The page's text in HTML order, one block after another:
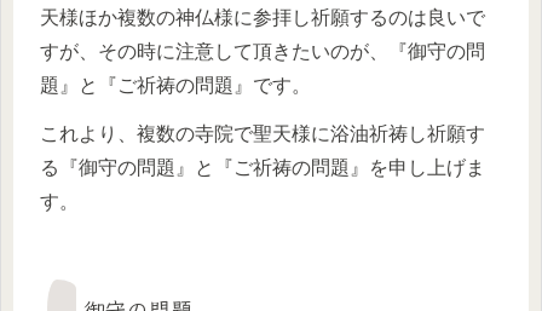
天様ほか複数の神仏様に参拝し祈願するのは良いで
すが、その時に注意して頂きたいのが、『御守の問
題』と『ご祈祷の問題』です。
これより、複数の寺院で聖天様に浴油祈祷し祈願す
る『御守の問題』と『ご祈祷の問題』を申し上げま
す。